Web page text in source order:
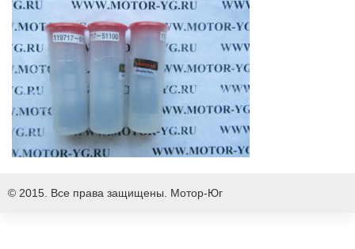
© 2015. Все права защищены. Мотор-Юг